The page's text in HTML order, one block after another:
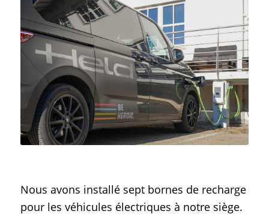
Nous avons installé sept bornes de recharge
pour les véhicules électriques à notre siège.